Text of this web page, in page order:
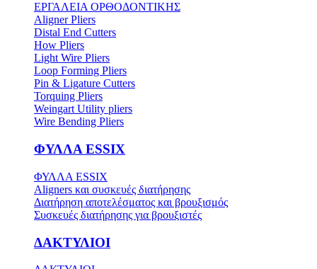
ΕΡΓΑΛΕΙΑ ΟΡΘΟΔΟΝΤΙΚΗΣ
Aligner Pliers
Distal End Cutters
How Pliers
Light Wire Pliers
Loop Forming Pliers
Pin & Ligature Cutters
Torquing Pliers
Weingart Utility pliers
Wire Bending Pliers
ΦΥΛΛΑ ESSIX
ΦΥΛΛΑ ESSIX
Aligners και συσκευές διατήρησης
Διατήρηση αποτελέσματος και βρουξισμός
Συσκευές διατήρησης για βρουξιστές
ΔΑΚΤΥΛΙΟΙ